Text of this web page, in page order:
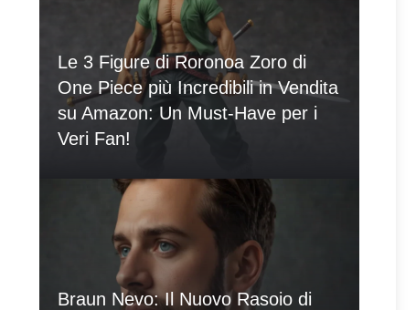
Le 3 Figure di Roronoa Zoro di
One Piece più Incredibili in Vendita
su Amazon: Un Must-Have per i
Veri Fan!
Braun Nevo: Il Nuovo Rasoio di